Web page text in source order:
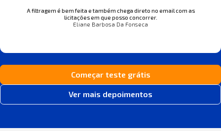
A filtragem é bem feita e também chega direto no email com as
licitações em que posso concorrer.
Eliane Barbosa Da Fonseca
Começar teste grátis
Ver mais depoimentos